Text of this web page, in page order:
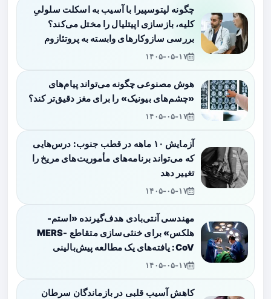
چگونه لپتوسپیرا با آسیب به اسکلت سلولیِ
کلیه، بازسازی اپیتلیال را مختل می‌کند؟
بررسی سازوکارهای وابسته به پروتئازوم
۱۴۰۵-۰۵-۱۷
هوش مصنوعی چگونه می‌تواند پیام‌های
«چشم‌های بیونیک» را برای مغز دقیق‌تر کند؟
۱۴۰۵-۰۵-۱۷
آزمایش ۱۰ ماهه در قطب جنوب: درس‌هایی
که می‌تواند برنامه‌های مأموریت‌های مریخ را
تغییر دهد
۱۴۰۵-۰۵-۱۷
مهندسی آنتی‌بادی هدف‌گیرنده «استم-
هلکس» برای خنثی‌سازی متقاطع MERS-
CoV: یافته‌های یک مطالعه پیش‌بالینی
۱۴۰۵-۰۵-۱۷
کاهش آسیب قلبی در بازماندگان سرطان